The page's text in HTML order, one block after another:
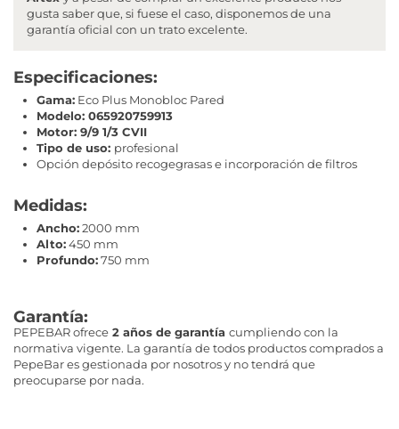
gusta saber que, si fuese el caso, disponemos de una
garantía oficial con un trato excelente.
Especificaciones:
Gama: Eco Plus Monobloc Pared
Modelo: 065920759913
Motor: 9/9 1/3 CVII
Tipo de uso: profesional
Opción depósito recogegrasas e incorporación de filtros
Medidas:
Ancho:2000 mm
Alto:450 mm
Profundo:750 mm
Garantía:
PEPEBAR ofrece 2 años de garantía cumpliendo con la
normativa vigente. La garantía de todos productos comprados a
PepeBar es gestionada por nosotros y no tendrá que
preocuparse por nada.